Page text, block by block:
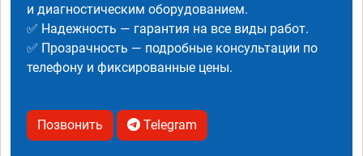
и диагностическим оборудованием.
✅ Надежность — гарантия на все виды работ.
✅ Прозрачность — подробные консультации по
телефону и фиксированные цены.
Позвонить Telegram